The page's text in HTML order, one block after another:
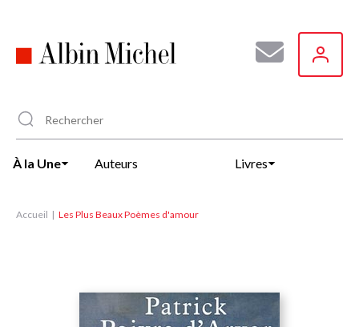
principal
À la Une Auteurs Livres
Accueil Les Plus Beaux Poèmes d'amour